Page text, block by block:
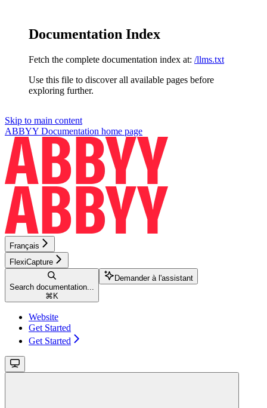
Documentation Index
Fetch the complete documentation index at: /llms.txt
Use this file to discover all available pages before
exploring further.
Skip to main content
ABBYY Documentation home page
Français
FlexiCapture
Search documentation...
⌘ K
Demander à l'assistant
Website
Get Started
Get Started